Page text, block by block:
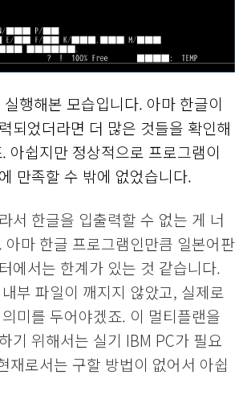
행해본 모습입니다. 아마 한글이
되었더라면 더 많은 것들을 확인해
아쉽지만 정상적으로 프로그램이
만족할 수 밖에 없었습니다.
서 한글을 입출력할 수 없는 게 너
아마 한글 프로그램인만큼 일본어판
에서는 한계가 있는 것 같습니다.
부 파일이 깨지지 않았고, 실제로
미를 두어야겠죠. 이 멀티플랜을
기 위해서는 실기 IBM PC가 필요
재로서는 구할 방법이 없어서 아쉽